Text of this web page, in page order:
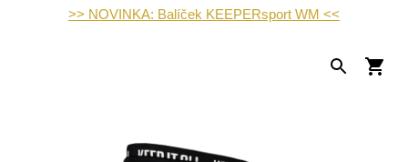
>> NOVINKA: Balíček KEEPERsport WM <<